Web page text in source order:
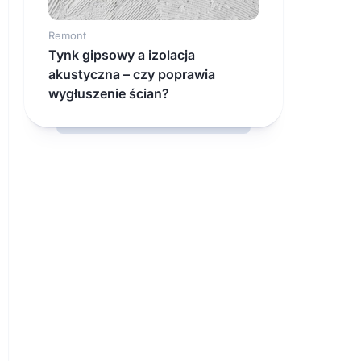
Remont
Tynk gipsowy a izolacja
akustyczna – czy poprawia
wygłuszenie ścian?